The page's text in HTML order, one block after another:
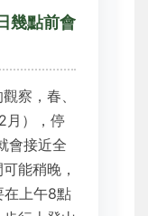
幾點前會
察，春、
月），停
會接近全
能稍晚，
在上午8點